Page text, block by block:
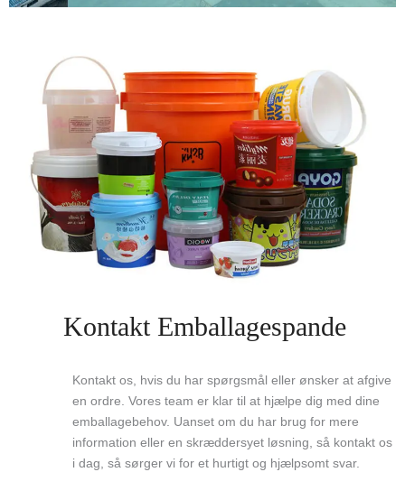
Kontakt Emballagespande
Kontakt os, hvis du har spørgsmål eller ønsker at afgive
en ordre. Vores team er klar til at hjælpe dig med dine
emballagebehov. Uanset om du har brug for mere
information eller en skræddersyet løsning, så kontakt os
i dag, så sørger vi for et hurtigt og hjælpsomt svar.